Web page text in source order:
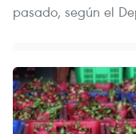
pasado, según el